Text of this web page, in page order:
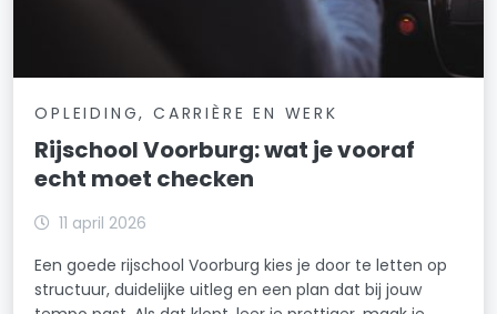
OPLEIDING, CARRIÈRE EN WERK
Rijschool Voorburg: wat je vooraf
echt moet checken
11 april 2026
Een goede rijschool Voorburg kies je door te letten op
structuur, duidelijke uitleg en een plan dat bij jouw